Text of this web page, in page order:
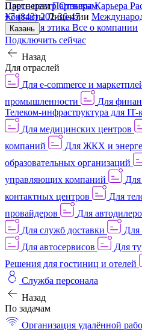
Пресс-центрОтзывыКарьера
КонтактыЛицензии
и деловая этика Все о компании
ПартнерамПартнерам
+7 (843) 202-36-47
Казань
Подключить сейчас
Назад
Для отраслей
Для e-commerce и
промышленности
Для
Телеком-инфраструктура для
Для медицинских центров
компаний
Для ЖКХ и
образовательных организаций
управляющих компаний
контактных центров
Для
провайдеров
Для
Для служб доставки
Для
Для автосервисов
Для
Решения для гостиниц и отелей
Служба персонала
Назад
По задачам
Организация удалённой